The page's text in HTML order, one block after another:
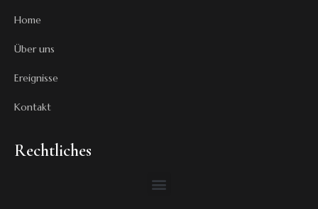
Home
Über uns
Ereignisse
Kontakt
Rechtliches